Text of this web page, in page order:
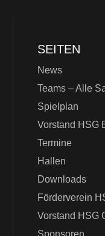
SEITEN
News
Teams – Alle
Spielplan
Vorstand HSG
Termine
Hallen
Downloads
Förderverein
Vorstand HSG